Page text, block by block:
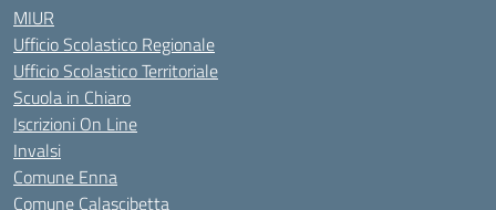
MIUR
Ufficio Scolastico Regionale
Ufficio Scolastico Territoriale
Scuola in Chiaro
Iscrizioni On Line
Invalsi
Comune Enna
Comune Calascibetta